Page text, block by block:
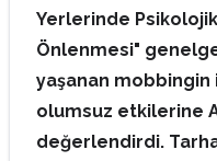
Yerlerinde
Önlenmesi"
yaşanan
olumsuz etkilerine
değerlendirdi.